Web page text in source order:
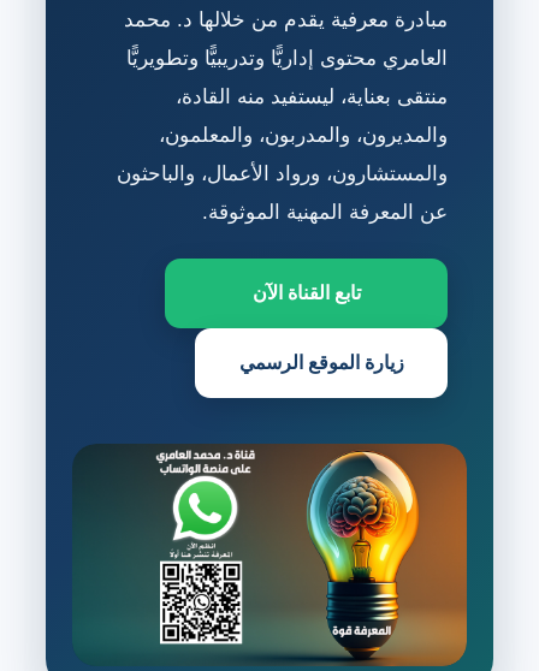
مبادرة معرفية يقدم من خلالها د. محمد
العامري محتوى إداريًّا وتدريبيًّا وتطويريًّا
منتقى بعناية، ليستفيد منه القادة،
والمديرون، والمدربون، والمعلمون،
والمستشارون، ورواد الأعمال، والباحثون
عن المعرفة المهنية الموثوقة.
تابع القناة الآن
زيارة الموقع الرسمي